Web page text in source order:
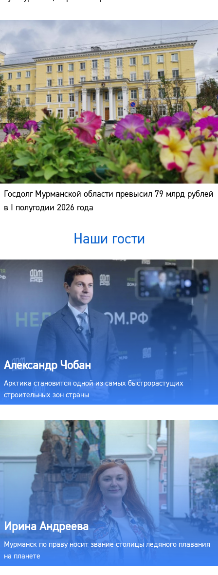
Госдолг Мурманской области превысил 79 млрд рублей
в I полугодии 2026 года
Наши гости
Александр Чобан
Арктика становится одной из самых быстрорастущих
строительных зон страны
Ирина Андреева
Мурманск по праву носит звание столицы ледяного плавания
на планете